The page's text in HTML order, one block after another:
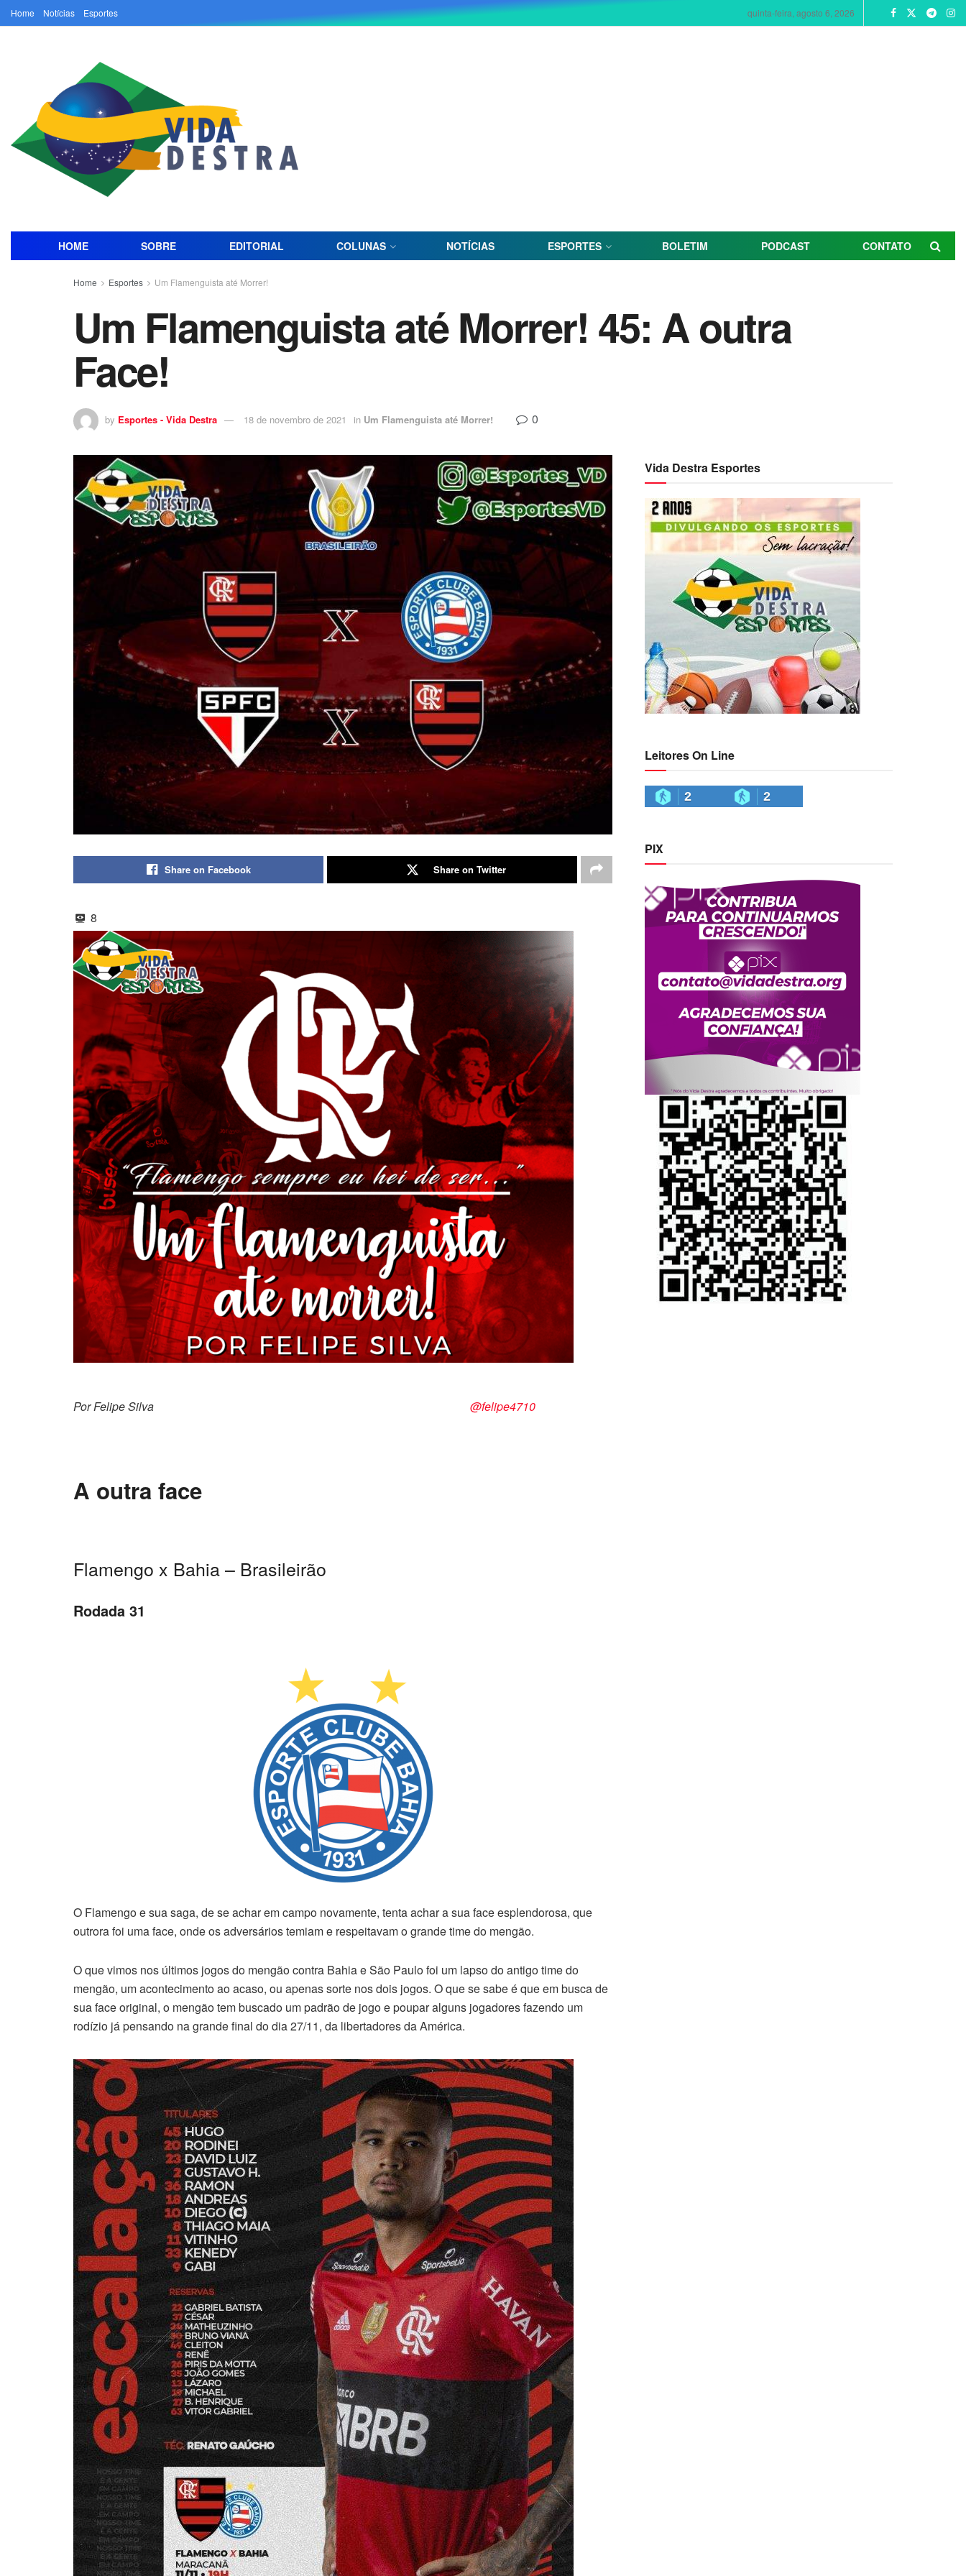
Home Notícias Esportes quinta-feira, agosto 6, 2026
HOME SOBRE EDITORIAL COLUNAS NOTÍCIAS ESPORTES BOLETIM PODCAST CONTATO
Home Esportes Um Flamenguista até Morrer!
Um Flamenguista até Morrer! 45: A outra
Face!
by Esportes - Vida Destra 18 de novembro de 2021 in Um Flamenguista até Morrer! 0
Share on Facebook Share on Twitter
8
Por Felipe Silva @felipe4710
A outra face
Flamengo x Bahia – Brasileirão
Rodada 31
O Flamengo e sua saga, de se achar em campo novamente, tenta achar a sua face esplendorosa, que
outrora foi uma face, onde os adversários temiam e respeitavam o grande time do mengão.
O que vimos nos últimos jogos do mengão contra Bahia e São Paulo foi um lapso do antigo time do
mengão, um acontecimento ao acaso, ou apenas sorte nos dois jogos. O que se sabe é que em busca de
sua face original, o mengão tem buscado um padrão de jogo e poupar alguns jogadores fazendo um
rodízio já pensando na grande final do dia 27/11, da libertadores da América.
Vida Destra Esportes
Leitores On Line
2 2
PIX